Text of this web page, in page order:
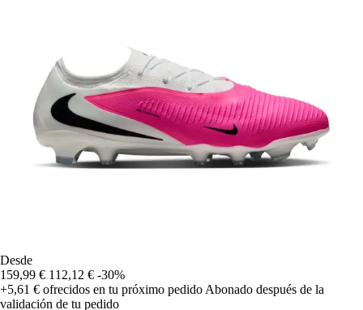
Desde
159,99 € 112,12 € -30%
+5,61 € ofrecidos en tu próximo pedido Abonado después de la
validación de tu pedido